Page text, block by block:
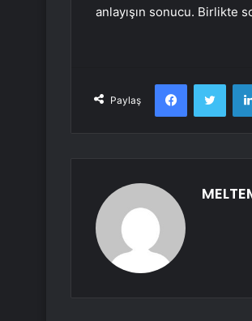
anlayışın sonucu. Birlikte
Paylaş
Facebook